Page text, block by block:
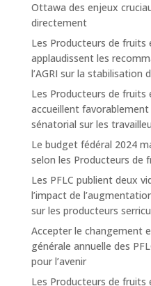
Ottawa des enjeux
directement
Les Producteurs de fruits
applaudissent les
l’AGRI sur la stabilisation
Les Producteurs de fruits
accueillent
sénatorial sur les
Le budget fédéral 2024
selon les Producteurs de
Les PFLC publient deux
l’impact de
sur les producteurs
Accepter le changement
générale annuelle des
pour l’avenir
Les Producteurs de fruits